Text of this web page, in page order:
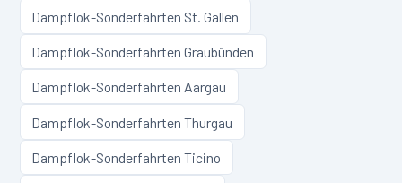
Dampflok-Sonderfahrten St. Gallen
Dampflok-SonderfahrtenGraubünden
Dampflok-Sonderfahrten Aargau
Dampflok-SonderfahrtenThurgau
Dampflok-SonderfahrtenTicino